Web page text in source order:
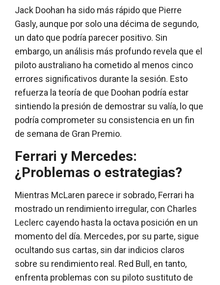
Jack Doohan ha sido más rápido que Pierre
Gasly, aunque por solo una décima de segundo,
un dato que podría parecer positivo. Sin
embargo, un análisis más profundo revela que el
piloto australiano ha cometido al menos cinco
errores significativos durante la sesión. Esto
refuerza la teoría de que Doohan podría estar
sintiendo la presión de demostrar su valía, lo que
podría comprometer su consistencia en un fin
de semana de Gran Premio.
Ferrari y Mercedes:
¿Problemas o estrategias?
Mientras McLaren parece ir sobrado, Ferrari ha
mostrado un rendimiento irregular, con Charles
Leclerc cayendo hasta la octava posición en un
momento del día. Mercedes, por su parte, sigue
ocultando sus cartas, sin dar indicios claros
sobre su rendimiento real. Red Bull, en tanto,
enfrenta problemas con su piloto sustituto de